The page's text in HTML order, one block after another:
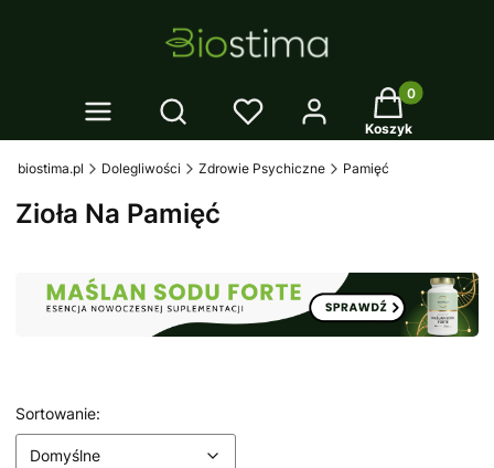
Otwórz wyszukiwarkę Twój koszyk:
Koszyk
biostima.pl Dolegliwości Zdrowie Psychiczne Pamięć
Zioła Na Pamięć
Lista produktów
Sortowanie:Domyślne
Domyślne